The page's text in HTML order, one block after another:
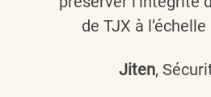
de TJX à
Jiten,